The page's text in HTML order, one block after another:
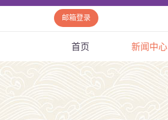
邮箱登录
首页 新闻中心